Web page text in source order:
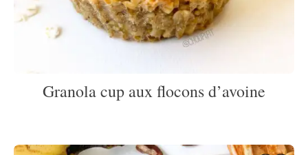
Granola cup aux flocons d’avoine